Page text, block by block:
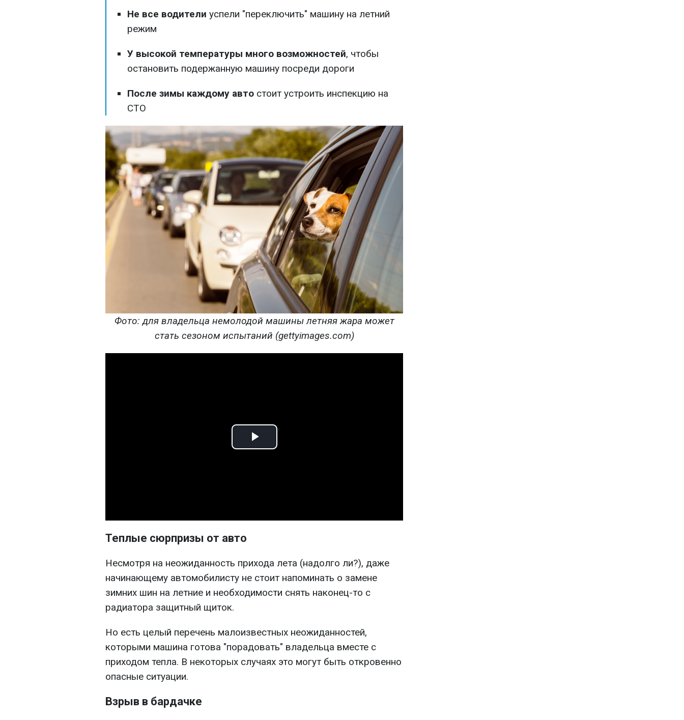
Не все водители успели "переключить" машину на летний
режим
У высокой температуры много возможностей, чтобы
остановить подержанную машину посреди дороги
После зимы каждому авто стоит устроить инспекцию на
СТО
Фото: для владельца немолодой машины летняя жара может
стать сезоном испытаний (gettyimages.com)
Play
Теплые сюрпризы от авто
Несмотря на неожиданность прихода лета (надолго ли?), даже
начинающему автомобилисту не стоит напоминать о замене
зимних шин на летние и необходимости снять наконец-то с
радиатора защитный щиток.
Но есть целый перечень малоизвестных неожиданностей,
которыми машина готова "порадовать" владельца вместе с
приходом тепла. В некоторых случаях это могут быть откровенно
опасные ситуации.
Взрыв в бардачке